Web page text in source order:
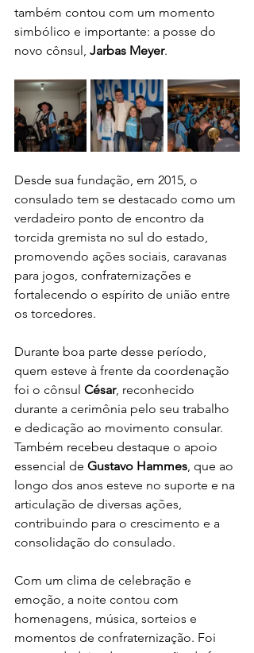
também contou com um momento
simbólico e importante: a posse do
novo cônsul, Jarbas Meyer.
Desde sua fundação, em 2015, o
consulado tem se destacado como um
verdadeiro ponto de encontro da
torcida gremista no sul do estado,
promovendo ações sociais, caravanas
para jogos, confraternizações e
fortalecendo o espírito de união entre
os torcedores.
Durante boa parte desse período,
quem esteve à frente da coordenação
foi o cônsul César, reconhecido
durante a cerimônia pelo seu trabalho
e dedicação ao movimento consular.
Também recebeu destaque o apoio
essencial de Gustavo Hammes, que ao
longo dos anos esteve no suporte e na
articulação de diversas ações,
contribuindo para o crescimento e a
consolidação do consulado.
Com um clima de celebração e
emoção, a noite contou com
homenagens, música, sorteios e
momentos de confraternização. Foi